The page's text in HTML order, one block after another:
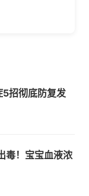
招彻底防复发
毒！宝宝血液浓